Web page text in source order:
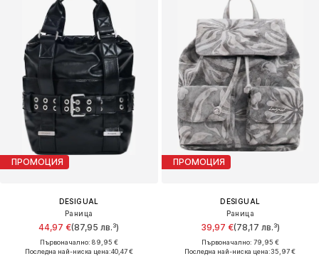
ПРОМОЦИЯ
DESIGUAL
Раница
44,97 €(87,95 лв.³)
Първоначално: 89,95 €
Последна най-ниска цена:40,47 €
ПРОМОЦИЯ
DESIGUAL
Раница
39,97 €(78,17 лв.³)
Първоначално: 79,95 €
Последна най-ниска цена:35,97 €